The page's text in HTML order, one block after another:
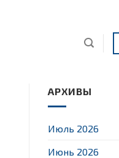
АРХИВЫ
Июль 2026
Июнь 2026